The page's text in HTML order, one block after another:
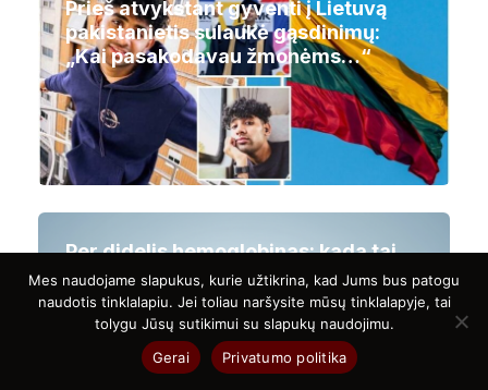
Prieš atvykstant gyventi į Lietuvą
pakistanietis sulaukė gąsdinimų:
„Kai pasakodavau žmonėms…“
Per didelis hemoglobinas: kada tai
pavojingas signalas?
Mes naudojame slapukus, kurie užtikrina, kad Jums bus patogu
naudotis tinklalapiu. Jei toliau naršysite mūsų tinklalapyje, tai
tolygu Jūsų sutikimui su slapukų naudojimu.
Gerai
Privatumo politika